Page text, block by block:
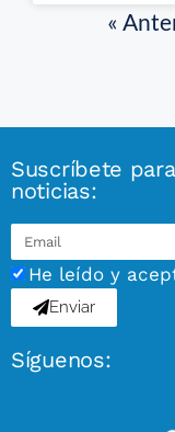
«
Suscríbete
noticias:
He leído y
Enviar
Síguenos: